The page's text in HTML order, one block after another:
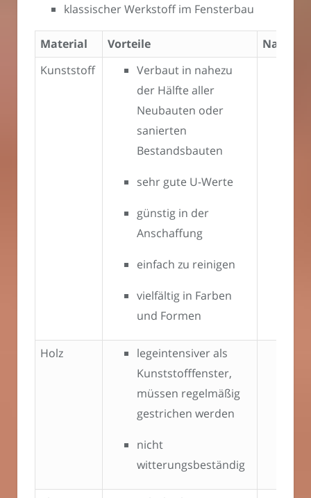
klassischer Werkstoff im Fensterbau
Material Vorteile
Kunststoff
Verbaut in nahezu
der Hälfte aller
Neubauten oder
sanierten
Bestandsbauten
sehr gute U-Werte
günstig in der
Anschaffung
einfach zu reinigen
vielfältig in Farben
und Formen
Holz
legeintensiver als
Kunststofffenster,
müssen regelmäßig
gestrichen werden
nicht
witterungsbeständig